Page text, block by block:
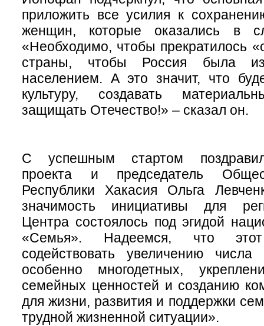
приложить все усилия к
женщин, которые оказались в
«Необходимо, чтобы прекратилось
страны, чтобы Россия была
населением. А это значит, что
культуру, создавать
защищать Отечество!» – сказал он.
С успешным стартом
проекта и председатель
Республики Хакасия Ольга
значимость инициативы для
Центра состоялось под эгидой
«Семья». Надеемся, что
содействовать увеличению
особенно многодетных,
семейных ценностей и созданию
для жизни, развития и поддержки
трудной жизненной ситуации».